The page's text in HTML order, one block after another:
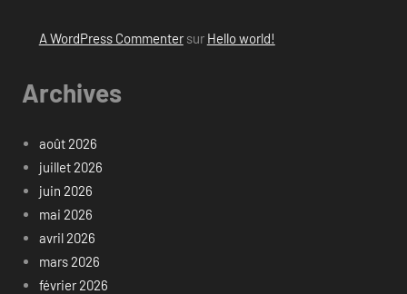
A WordPress Commentersur Hello world!
Archives
août 2026
juillet 2026
juin 2026
mai 2026
avril 2026
mars 2026
février 2026